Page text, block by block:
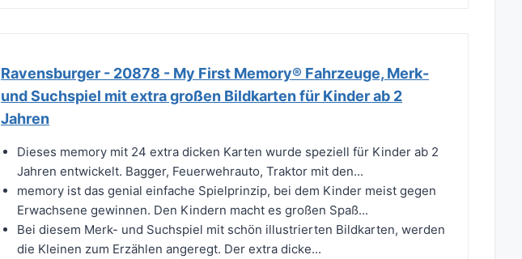
Ravensburger - 20878 - My First Memory® Fahrzeuge, Merk-
und Suchspiel mit extra großen Bildkarten für Kinder ab 2
Jahren
Dieses memory mit 24 extra dicken Karten wurde speziell für Kinder ab 2
Jahren entwickelt. Bagger, Feuerwehrauto, Traktor mit den...
memory ist das genial einfache Spielprinzip, bei dem Kinder meist gegen
Erwachsene gewinnen. Den Kindern macht es großen Spaß...
Bei diesem Merk- und Suchspiel mit schön illustrierten Bildkarten, werden
die Kleinen zum Erzählen angeregt. Der extra dicke...